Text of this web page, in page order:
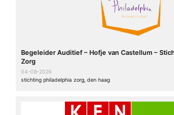
Begeleider Auditief – Hofje van Castellum –
Zorg
04-08-2026
stichting philadelphia zorg, den haag